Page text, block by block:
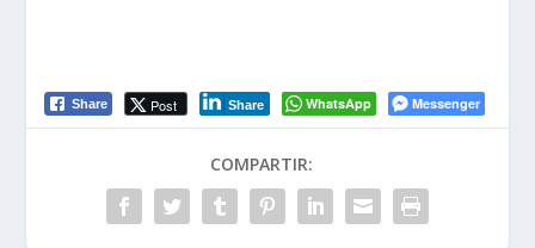
Share Post Share WhatsApp Messenger
COMPARTIR: